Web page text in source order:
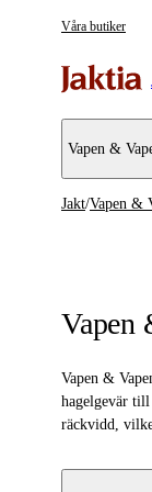
Våra butiker
Vapen &
Hagelvapen
Vapenpaket
Jakt/Vapen &
Vapen
Vapen &
hagelgevär till
räckvidd,